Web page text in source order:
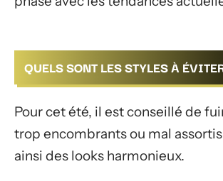
QUELS SONT LES STYLES À
Pour cet été, il est conseillé de
trop encombrants ou mal
ainsi des looks harmonieux.